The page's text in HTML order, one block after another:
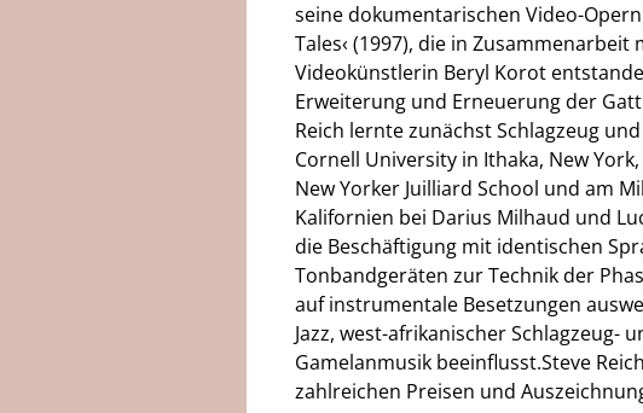
ALBERTO ARROYO
seine dokumentarischen Video-Opern
Tales‹ (1997), die in Zusammenarbeit
Videokünstlerin Beryl Korot
Erweiterung und Erneuerung der
Reich lernte zunächst Schlagzeug
Cornell University in Ithaka, New
New Yorker Juilliard School und am
Kalifornien bei Darius Milhaud und
die Beschäftigung mit identischen
Tonbandgeräten zur Technik der
auf instrumentale Besetzungen
Jazz, west-afrikanischer Schlagzeug-
Gamelanmusik beeinflusst.Steve
zahlreichen Preisen und